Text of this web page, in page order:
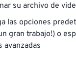
su archivo de
las opciones
gran trabajo!) o
avanzadas